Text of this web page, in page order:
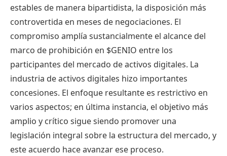
estables de manera bipartidista, la disposición más
controvertida en meses de negociaciones. El
compromiso amplía sustancialmente el alcance del
marco de prohibición en $GENIO entre los
participantes del mercado de activos digitales. La
industria de activos digitales hizo importantes
concesiones. El enfoque resultante es restrictivo en
varios aspectos; en última instancia, el objetivo más
amplio y crítico sigue siendo promover una
legislación integral sobre la estructura del mercado, y
este acuerdo hace avanzar ese proceso.